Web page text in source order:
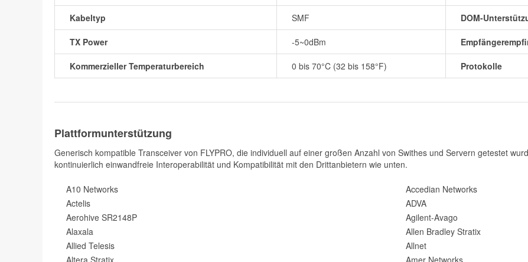
Kabeltyp SMF DOM-
TX Power -5~0dBm
Kommerzieller Temperaturbereich 0 bis 70°C (32 bis 158°F) Protokolle
Plattformunterstützung
Generisch kompatible Transceiver von FLYPRO, die individuell auf einer großen Anzahl von Swithes und Servern getestet
kontinuierlich einwandfreie Interoperabilität und Kompatibilität mit den Drittanbietern wie unten.
A10 Networks
Accedian Networks
Actelis
ADVA
Aerohive SR2148P
Agilent-Avago
Alaxala
Allen Bradley Stratix
Allied Telesis
Allnet
Altera Stratix
Amer Networks